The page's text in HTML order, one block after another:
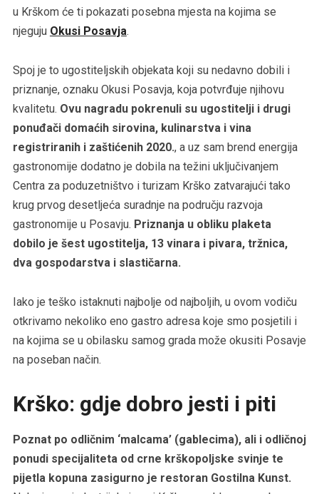
u Krškom će ti pokazati posebna mjesta na kojima se
njeguju Okusi Posavja.
Spoj je to ugostiteljskih objekata koji su nedavno dobili i
priznanje, oznaku Okusi Posavja, koja potvrđuje njihovu
kvalitetu. Ovu nagradu pokrenuli su ugostitelji i drugi
ponuđači domaćih sirovina, kulinarstva i vina
registriranih i zaštićenih 2020., a uz sam brend energija
gastronomije dodatno je dobila na težini uključivanjem
Centra za poduzetništvo i turizam Krško zatvarajući tako
krug prvog desetljeća suradnje na području razvoja
gastronomije u Posavju. Priznanja u obliku plaketa
dobilo je šest ugostitelja, 13 vinara i pivara, tržnica,
dva gospodarstva i slastičarna.
Iako je teško istaknuti najbolje od najboljih, u ovom vodiču
otkrivamo nekoliko eno gastro adresa koje smo posjetili i
na kojima se u obilasku samog grada može okusiti Posavje
na poseban način.
Krško: gdje dobro jesti i piti
Poznat po odličnim ‘malcama’ (gablecima), ali i odličnoj
ponudi specijaliteta od crne krškopoljske svinje te
pijetla kopuna zasigurno je restoran Gostilna Kunst.